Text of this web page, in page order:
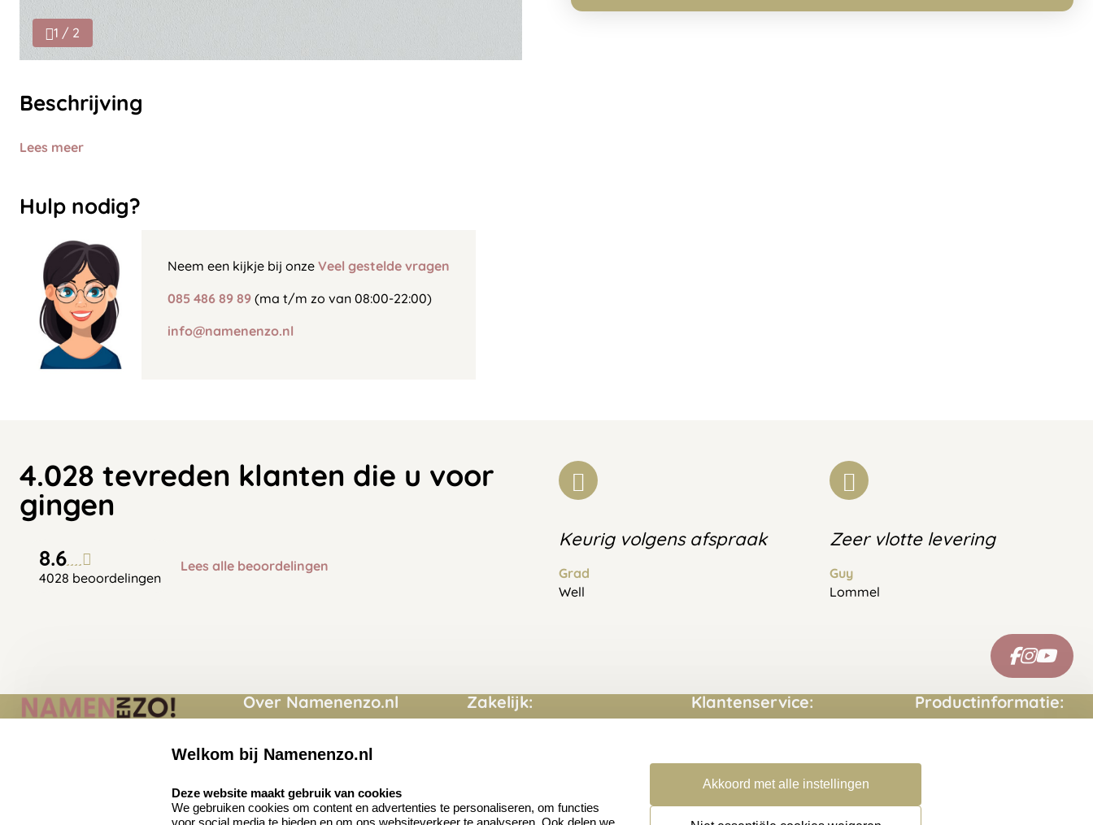
1 / 2
Beschrijving
Lees meer
Hulp nodig?
Neem een kijkje bij onze Veel gestelde vragen
085 486 89 89 (ma t/m zo van 08:00-22:00)
info@namenenzo.nl
4.028 tevreden klanten die u voor
gingen
8.6
4028 beoordelingen
Lees alle beoordelingen
Keurig volgens afspraak
Grad
Well
Zeer vlotte levering
Guy
Lommel
Over Namenenzo.nl
Over ons
Privacy voorwaarden
Zakelijk: Klantenservice:
Veelgestelde vragen
Productinformatie:
Sitemap
Welkom bij Namenenzo.nl
Deze website maakt gebruik van cookies
We gebruiken cookies om content en advertenties te personaliseren, om functies
voor social media te bieden en om ons websiteverkeer te analyseren. Ook delen we
Akkoord met alle instellingen